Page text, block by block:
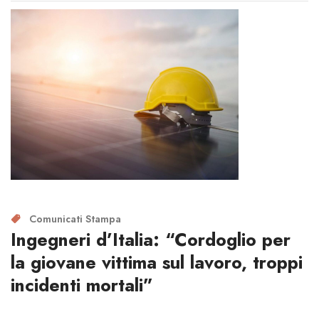
Comunicati Stampa
Ingegneri d’Italia: “Cordoglio per
la giovane vittima sul lavoro, troppi
incidenti mortali”